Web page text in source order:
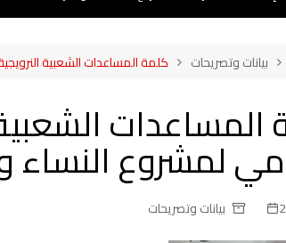
بيانات وتصريحات كلمة المساعدات الشعبية
لمشروع
بيانات وتصريحات